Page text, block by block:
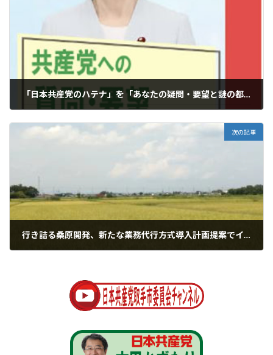
「日本共産党のハテナ」を「あなたの疑問・要望と謎の都市伝説」へ
次の記事
行き詰る桑原開発、新たな業務代行方式導入計画提案でイオンは５０％弱に縮小？